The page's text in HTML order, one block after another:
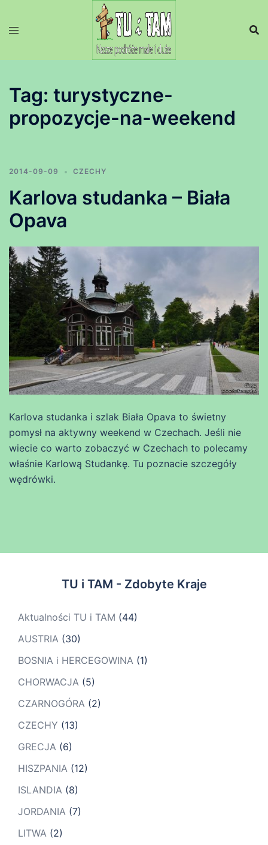
Tag: turystyczne-
propozycje-na-weekend
2014-09-09 CZECHY
Karlova studanka – Biała
Opava
Karlova studanka i szlak Biała Opava to świetny
pomysł na aktywny weekend w Czechach. Jeśli nie
wiecie co warto zobaczyć w Czechach to polecamy
właśnie Karlową Studankę. Tu poznacie szczegóły
wędrówki.
TU i TAM - Zdobyte Kraje
Aktualności TU i TAM (44)
AUSTRIA (30)
BOSNIA i HERCEGOWINA (1)
CHORWACJA (5)
CZARNOGÓRA (2)
CZECHY (13)
GRECJA (6)
HISZPANIA (12)
ISLANDIA (8)
JORDANIA (7)
LITWA (2)